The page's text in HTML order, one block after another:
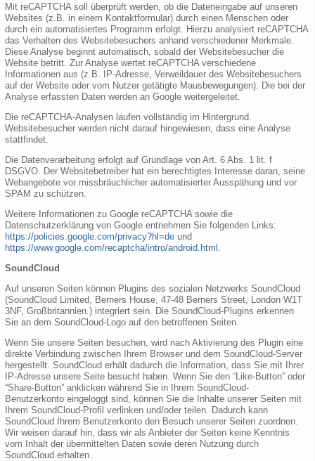
Mit reCAPTCHA soll überprüft werden, ob die Dateneingabe auf unseren
Websites (z.B. in einem Kontaktformular) durch einen Menschen oder
durch ein automatisiertes Programm erfolgt. Hierzu analysiert reCAPTCHA
das Verhalten des Websitebesuchers anhand verschiedener Merkmale.
Diese Analyse beginnt automatisch, sobald der Websitebesucher die
Website betritt. Zur Analyse wertet reCAPTCHA verschiedene
Informationen aus (z.B. IP-Adresse, Verweildauer des Websitebesuchers
auf der Website oder vom Nutzer getätigte Mausbewegungen). Die bei der
Analyse erfassten Daten werden an Google weitergeleitet.
Die reCAPTCHA-Analysen laufen vollständig im Hintergrund.
Websitebesucher werden nicht darauf hingewiesen, dass eine Analyse
stattfindet.
Die Datenverarbeitung erfolgt auf Grundlage von Art. 6 Abs. 1 lit. f
DSGVO. Der Websitebetreiber hat ein berechtigtes Interesse daran, seine
Webangebote vor missbräuchlicher automatisierter Ausspähung und vor
SPAM zu schützen.
Weitere Informationen zu Google reCAPTCHA sowie die
Datenschutzerklärung von Google entnehmen Sie folgenden Links:
https://policies.google.com/privacy?hl=de und
https://www.google.com/recaptcha/intro/android.html
SoundCloud
Auf unseren Seiten können Plugins des sozialen Netzwerks SoundCloud
(SoundCloud Limited, Berners House, 47-48 Berners Street, London W1T
3NF, Großbritannien.) integriert sein. Die SoundCloud-Plugins erkennen
Sie an dem SoundCloud-Logo auf den betroffenen Seiten.
Wenn Sie unsere Seiten besuchen, wird nach Aktivierung des Plugin eine
direkte Verbindung zwischen Ihrem Browser und dem SoundCloud-Server
hergestellt. SoundCloud erhält dadurch die Information, dass Sie mit Ihrer
IP-Adresse unsere Seite besucht haben. Wenn Sie den “Like-Button” oder
“Share-Button” anklicken während Sie in Ihrem SoundCloud-
Benutzerkonto eingeloggt sind, können Sie die Inhalte unserer Seiten mit
Ihrem SoundCloud-Profil verlinken und/oder teilen. Dadurch kann
SoundCloud Ihrem Benutzerkonto den Besuch unserer Seiten zuordnen.
Wir weisen darauf hin, dass wir als Anbieter der Seiten keine Kenntnis
vom Inhalt der übermittelten Daten sowie deren Nutzung durch
SoundCloud erhalten.